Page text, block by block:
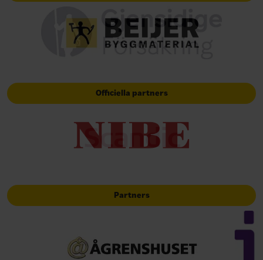
Officiella partners
Partners